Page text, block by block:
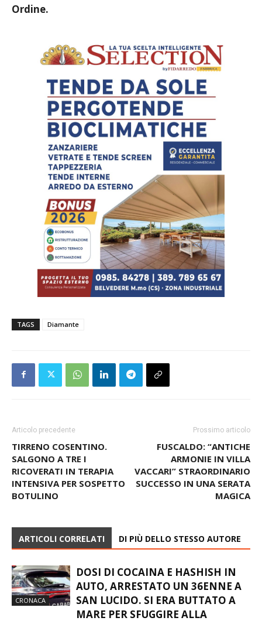
Ordine.
TAGS Diamante
Articolo precedente
TIRRENO COSENTINO.
SALGONO A TRE I
RICOVERATI IN TERAPIA
INTENSIVA PER SOSPETTO
BOTULINO
Prossimo articolo
FUSCALDO: “ANTICHE
ARMONIE IN VILLA
VACCARI” STRAORDINARIO
SUCCESSO IN UNA SERATA
MAGICA
ARTICOLI CORRELATI DI PIÙ DELLO STESSO AUTORE
CRONACA
DOSI DI COCAINA E HASHISH IN
AUTO, ARRESTATO UN 36ENNE A
SAN LUCIDO. SI ERA BUTTATO A
MARE PER SFUGGIRE ALLA